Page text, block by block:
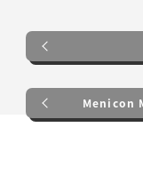
Menicon